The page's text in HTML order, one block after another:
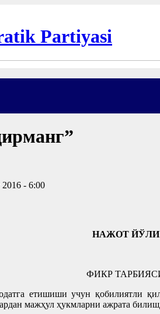
2016 - 6:00
НАЖОТ ЙЎЛИ
ФИКР
етишиши учун қобилиятли
мажҳул ҳукмларни ажрата